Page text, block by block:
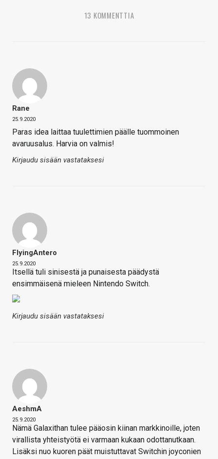
13 KOMMENTTIA
Rane
25.9.2020
Paras idea laittaa tuulettimien päälle tuommoinen
avaruusalus. Harvia on valmis!
Kirjaudu sisään vastataksesi
FlyingAntero
25.9.2020
Itsellä tuli sinisestä ja punaisesta päädystä
ensimmäisenä mieleen Nintendo Switch.
Kirjaudu sisään vastataksesi
AeshmA
25.9.2020
Nämä Galaxithan tulee pääosin kiinan markkinoille, joten
virallista yhteistyötä ei varmaan kukaan odottanutkaan.
Lisäksi nuo kuoren päät muistuttavat Switchin joyconien